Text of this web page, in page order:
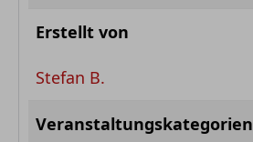
Erstellt von
Stefan B.
Veranstaltungskategorien